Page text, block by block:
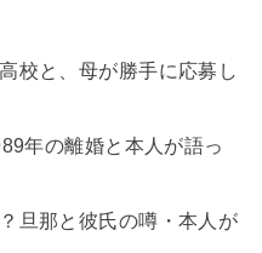
校と、母が勝手に応募し
年の離婚と本人が語っ
旦那と彼氏の噂・本人が